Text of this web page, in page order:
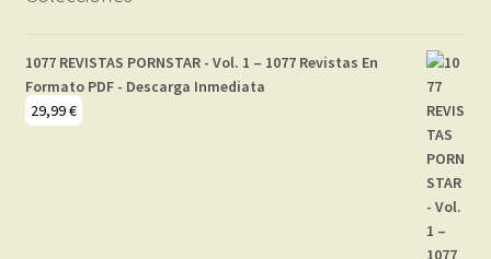
1077 REVISTAS PORNSTAR - Vol. 1 – 1077 Revistas En
Formato PDF - Descarga Inmediata
29,99€